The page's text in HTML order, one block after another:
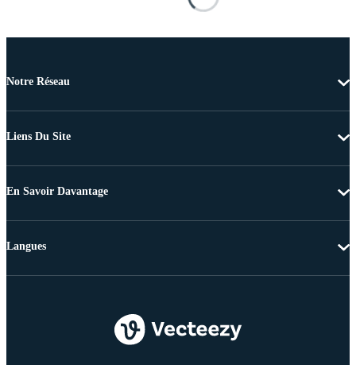
Notre Réseau
Liens Du Site
En Savoir Davantage
Langues